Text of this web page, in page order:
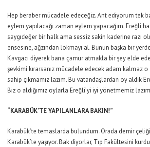
Hep beraber mücadele edeceğiz. Ant ediyorum tek
eylem yapılacağı zaman eylem yapacağım. Ereğli
saygıdeğer bir halk ama sessiz sakin kaderine razı
ensesine, ağzından lokmayı al. Bunun başka bir
Kavgacı diyerek bana çamur atmakla bir şey elde
şevkimi kırarsanız mücadele edecek adam kalmaz o
sahip çıkmamız lazım. Bu vatandaşlardan oy aldık
Biz o aldığımız oylarla Ereğli’yi iyi yönetmemiz
“KARABÜK’TE YAPILANLARA BAKIN!”
Karabük’te temaslarda bulundum. Orada demir
Karabük’te yaşıyor. Bak diyorlar, Tıp Fakültesini